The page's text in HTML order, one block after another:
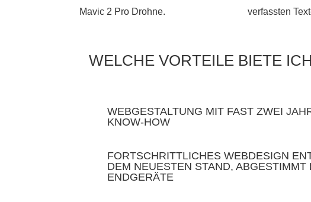
Mavic 2 Pro Drohne.
verfassten
WELCHE VORTEILE BIETE
WEBGESTALTUNG MIT FAST ZWEI
KNOW-HOW
FORTSCHRITTLICHES WEBDESIGN
DEM NEUESTEN STAND, ABGESTIMMT
ENDGERÄTE